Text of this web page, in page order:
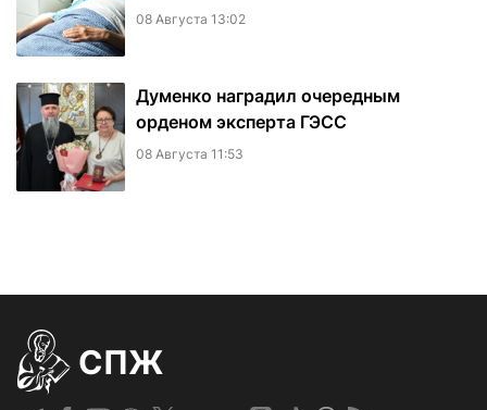
08 Августа 13:02
Думенко наградил очередным
орденом эксперта ГЭСС
08 Августа 11:53
СПЖ